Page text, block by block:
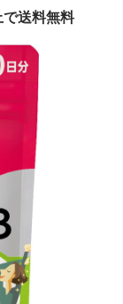
送料無料